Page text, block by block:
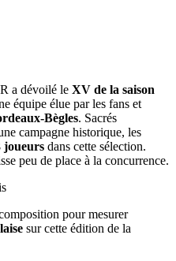
a dévoilé le XV de la saison
équipe élue par les fans et
Bègles. Sacrés
campagne historique, les
joueurs dans cette sélection.
peu de place à la concurrence.
pour mesurer
sur cette édition de la